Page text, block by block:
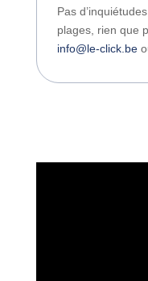
Pas
plages, rien que
info@le-click.be